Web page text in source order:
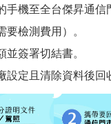
手機至全台傑昇通信
檢測費用）。
簽署切結書。
設定且清除資料後回